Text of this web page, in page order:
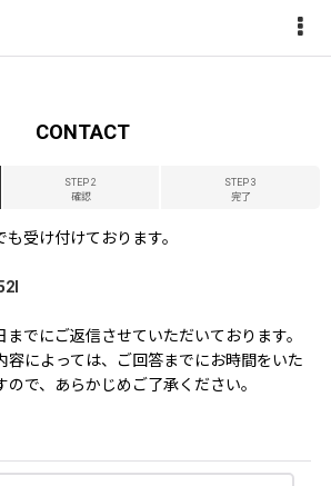
CONTACT
STEP 2
確認
STEP 3
完了
も受け付けております。
でにご返信させていただいております。
容によっては、ご回答までにお時間をいた
で、あらかじめご了承ください。